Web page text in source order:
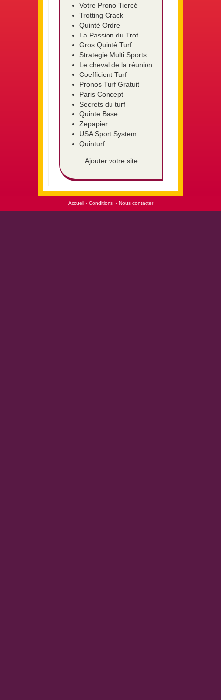
Votre Prono Tiercé
Trotting Crack
Quinté Ordre
La Passion du Trot
Gros Quinté Turf
Strategie Multi Sports
Le cheval de la réunion
Coefficient Turf
Pronos Turf Gratuit
Paris Concept
Secrets du turf
Quinte Base
Zepapier
USA Sport System
Quinturf
Ajouter votre site
Accueil- Conditions- Nous contacter